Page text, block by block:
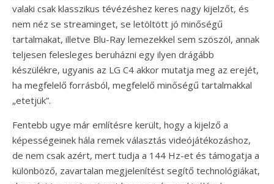
valaki csak klasszikus tévézéshez keres nagy kijelzőt, és
nem néz se streaminget, se letöltött jó minőségű
tartalmakat, illetve Blu-Ray lemezekkel sem szöszöl, annak
teljesen felesleges beruházni egy ilyen drágább
készülékre, ugyanis az LG C4 akkor mutatja meg az erejét,
ha megfelelő forrásból, megfelelő minőségű tartalmakkal
„etetjük”.
Fentebb ugye már említésre került, hogy a kijelző a
képességeinek hála remek választás videójátékozáshoz,
de nem csak azért, mert tudja a 144 Hz-et és támogatja a
különböző, zavartalan megjelenítést segítő technológiákat,